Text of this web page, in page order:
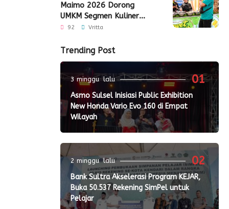
Maimo 2026 Dorong
UMKM Segmen Kuliner
Perluas Akses Pasar
92 Vritta
Trending Post
01
3 minggu lalu
Asmo Sulsel Inisiasi Public Exhibition
New Honda Vario Evo 160 di Empat
Wilayah
02
2 minggu lalu
Bank Sultra Akselerasi Program KEJAR,
Buka 50.537 Rekening SimPel untuk
Pelajar